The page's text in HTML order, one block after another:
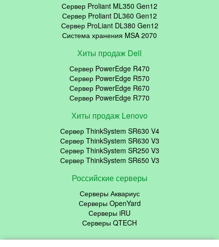
Сервер Proliant ML350 Gen12
Сервер Proliant DL360 Gen12
Сервер ProLiant DL380 Gen12
Система хранения MSA 2070
Хиты продаж Dell
Сервер PowerEdge R470
Сервер PowerEdge R570
Сервер PowerEdge R670
Сервер PowerEdge R770
Хиты продаж Lenovo
Сервер ThinkSystem SR630 V4
Сервер ThinkSystem SR630 V3
Сервер ThinkSystem SR250 V3
Сервер ThinkSystem SR650 V3
Российские серверы
Серверы Аквариус
Серверы OpenYard
Серверы iRU
Серверы QTECH